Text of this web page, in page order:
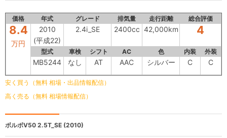
価格 年式 グレード 排気量 走行距離 総合評価
8.4
万円
2010
(平成22)
2.4i_SE 2400cc 42,000km 4
型式 車検 シフト AC 色 内装 外装
MB5244 なし AT AAC シルバー C C
安く買う（無料 相場・出品情報配信）
高く売る（無料 相場情報配信）
ボルボV50 2.5T_SE (2010)